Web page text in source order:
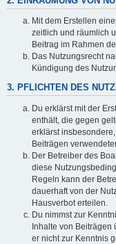
Mit dem Erstellen
zeitlich und räumlich
Beitrag im Rahmen
Das Nutzungsrecht
Kündigung des
3. PFLICHTEN DES
Du erklärst mit der
enthält, die gegen
erklärst
Beiträgen
Der Betreiber des
diese
Regeln kann der
dauerhaft von der
Hausverbot erteilen.
Du nimmst zur
Inhalte von Beiträgen
er nicht zur Kenntnis